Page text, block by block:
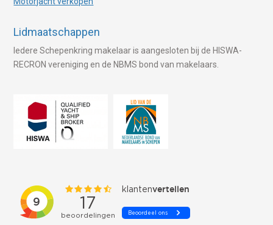
Lidmaatschappen
Iedere Schepenkring makelaar is aangesloten bij de HISWA-
RECRON vereniging en de NBMS bond van makelaars.